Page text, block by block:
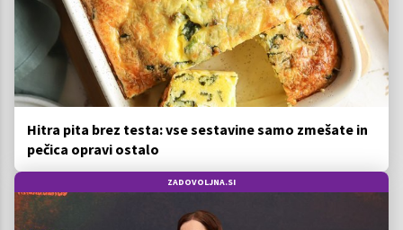
Hitra pita brez testa: vse sestavine samo zmešate in
pečica opravi ostalo
ZADOVOLJNA.SI